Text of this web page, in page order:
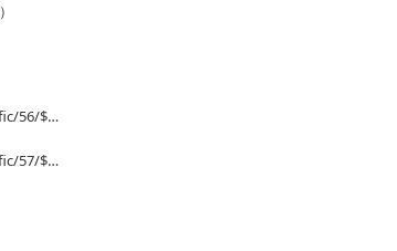
56/$…
57/$…